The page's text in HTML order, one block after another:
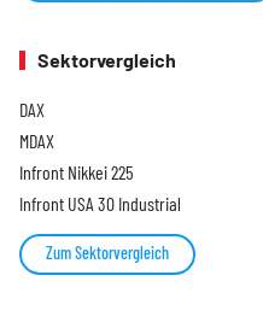
Sektorvergleich
DAX
MDAX
Infront Nikkei 225
Infront USA 30 Industrial
Zum Sektorvergleich